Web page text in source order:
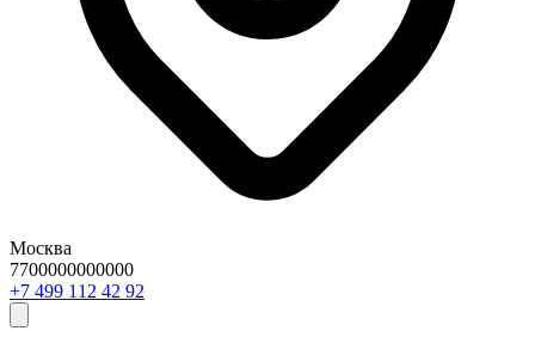
Москва
7700000000000
29 24 211 994 7+